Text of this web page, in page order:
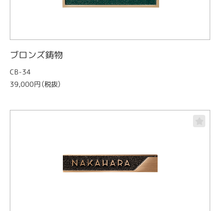
ブロンズ鋳物
CB-34
39,000円（税抜）